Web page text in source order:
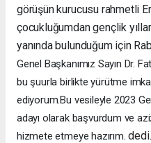
görüşün kurucusu rahmetli
çocukluğumdan gençlik
yanında bulunduğum için
Genel Başkanımız Sayın Dr.
bu şuurla birlikte yürütme
ediyorum.Bu vesileyle 2023
adayı olarak başvurdum ve
hizmete etmeye hazırım. dedi.